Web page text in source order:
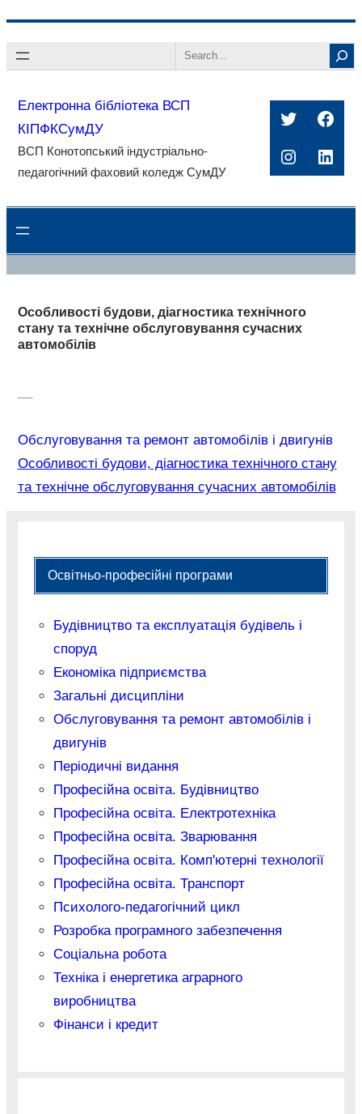
до
Search
Електронна бібліотека ВСП
КІПФКСумДУ
ВСП Конотопський індустріально-
педагогічний фаховий коледж СумДУ
Twitter
Особливості будови, діагностика технічного
стану та технічне обслуговування сучасних
автомобілів
––
Обслуговування та ремонт автомобілів і двигунів
Особливості будови, діагностика технічного стану
та технічне обслуговування сучасних автомобілів
Освітньо-професійні програми
Будівництво та експлуатація будівель і
споруд
Економіка підприємства
Загальні дисципліни
Обслуговування та ремонт автомобілів і
двигунів
Періодичні видання
Професійна освіта. Будівництво
Професійна освіта. Електротехніка
Професійна освіта. Зварювання
Професійна освіта. Комп'ютерні технології
Професійна освіта. Транспорт
Психолого-педагогічний цикл
Розробка програмного забезпечення
Соціальна робота
Техніка і енергетика аграрного
виробництва
Фінанси і кредит